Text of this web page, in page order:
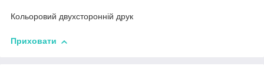
Кольоровий двухсторонній друк
Приховати